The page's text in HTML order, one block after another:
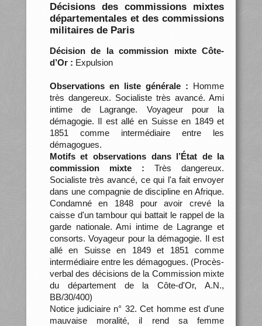
Décisions des commissions mixtes
départementales et des commissions
militaires de Paris
Décision de la commission mixte Côte-
d’Or : Expulsion
Observations en liste générale : Homme
très dangereux. Socialiste très avancé. Ami
intime de Lagrange. Voyageur pour la
démagogie. Il est allé en Suisse en 1849 et
1851 comme intermédiaire entre les
démagogues.
Motifs et observations dans l’État de la
commission mixte : Très dangereux.
Socialiste très avancé, ce qui l'a fait envoyer
dans une compagnie de discipline en Afrique.
Condamné en 1848 pour avoir crevé la
caisse d'un tambour qui battait le rappel de la
garde nationale. Ami intime de Lagrange et
consorts. Voyageur pour la démagogie. Il est
allé en Suisse en 1849 et 1851 comme
intermédiaire entre les démagogues. (Procès-
verbal des décisions de la Commission mixte
du département de la Côte-d'Or, A.N.,
BB/30/400)
Notice judiciaire n° 32. Cet homme est d'une
mauvaise moralité, il rend sa femme